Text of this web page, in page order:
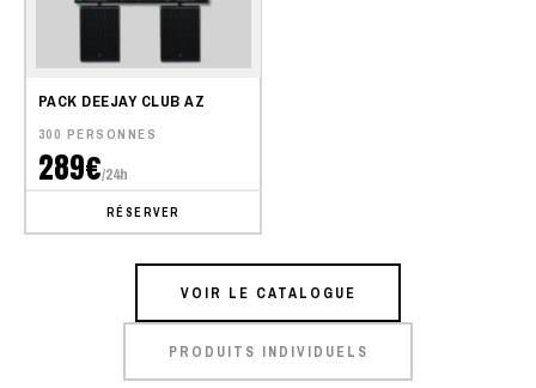
PACK DEEJAY CLUB AZ
300 PERSONNES
289€/24h
RÉSERVER
VOIR LE CATALOGUE
PRODUITS INDIVIDUELS